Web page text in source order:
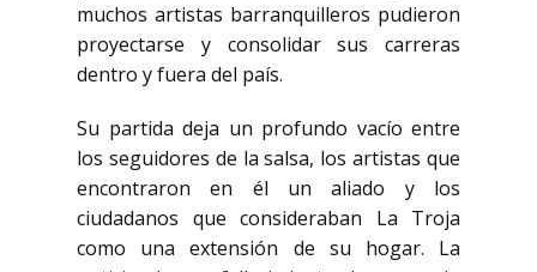
muchos artistas barranquilleros pudieron
proyectarse y consolidar sus carreras
dentro y fuera del país.
Su partida deja un profundo vacío entre
los seguidores de la salsa, los artistas que
encontraron en él un aliado y los
ciudadanos que consideraban La Troja
como una extensión de su hogar. La